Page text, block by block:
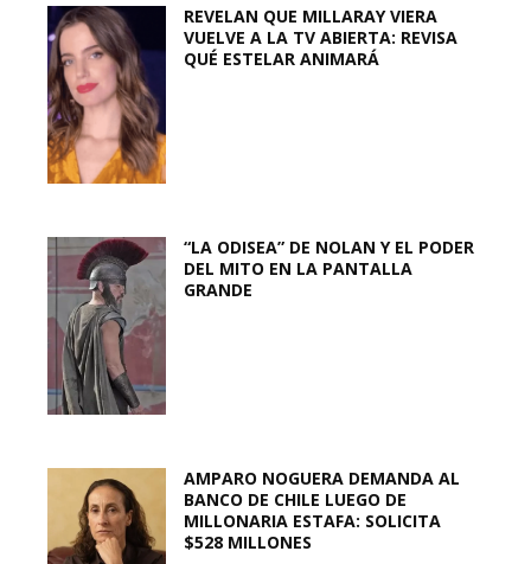
REVELAN QUE MILLARAY VIERA
VUELVE A LA TV ABIERTA: REVISA
QUÉ ESTELAR ANIMARÁ
“LA ODISEA” DE NOLAN Y EL PODER
DEL MITO EN LA PANTALLA
GRANDE
AMPARO NOGUERA DEMANDA AL
BANCO DE CHILE LUEGO DE
MILLONARIA ESTAFA: SOLICITA
$528 MILLONES